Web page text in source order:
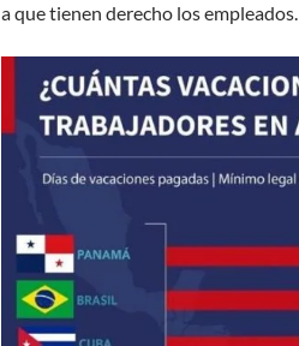
a que tienen derecho los empleados.